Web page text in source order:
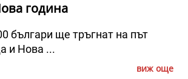
година
българи ще тръгнат на път
и Нова ...
виж още